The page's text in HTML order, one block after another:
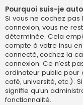
Pourquoi suis-je
Si vous ne cochez pas
connexion, vous ne
déterminée. Cela
compte à votre insu
connecté, cochez la
connexion. Ce n’est
ordinateur public
café, université, etc.).
signifie qu’un
fonctionnalité.